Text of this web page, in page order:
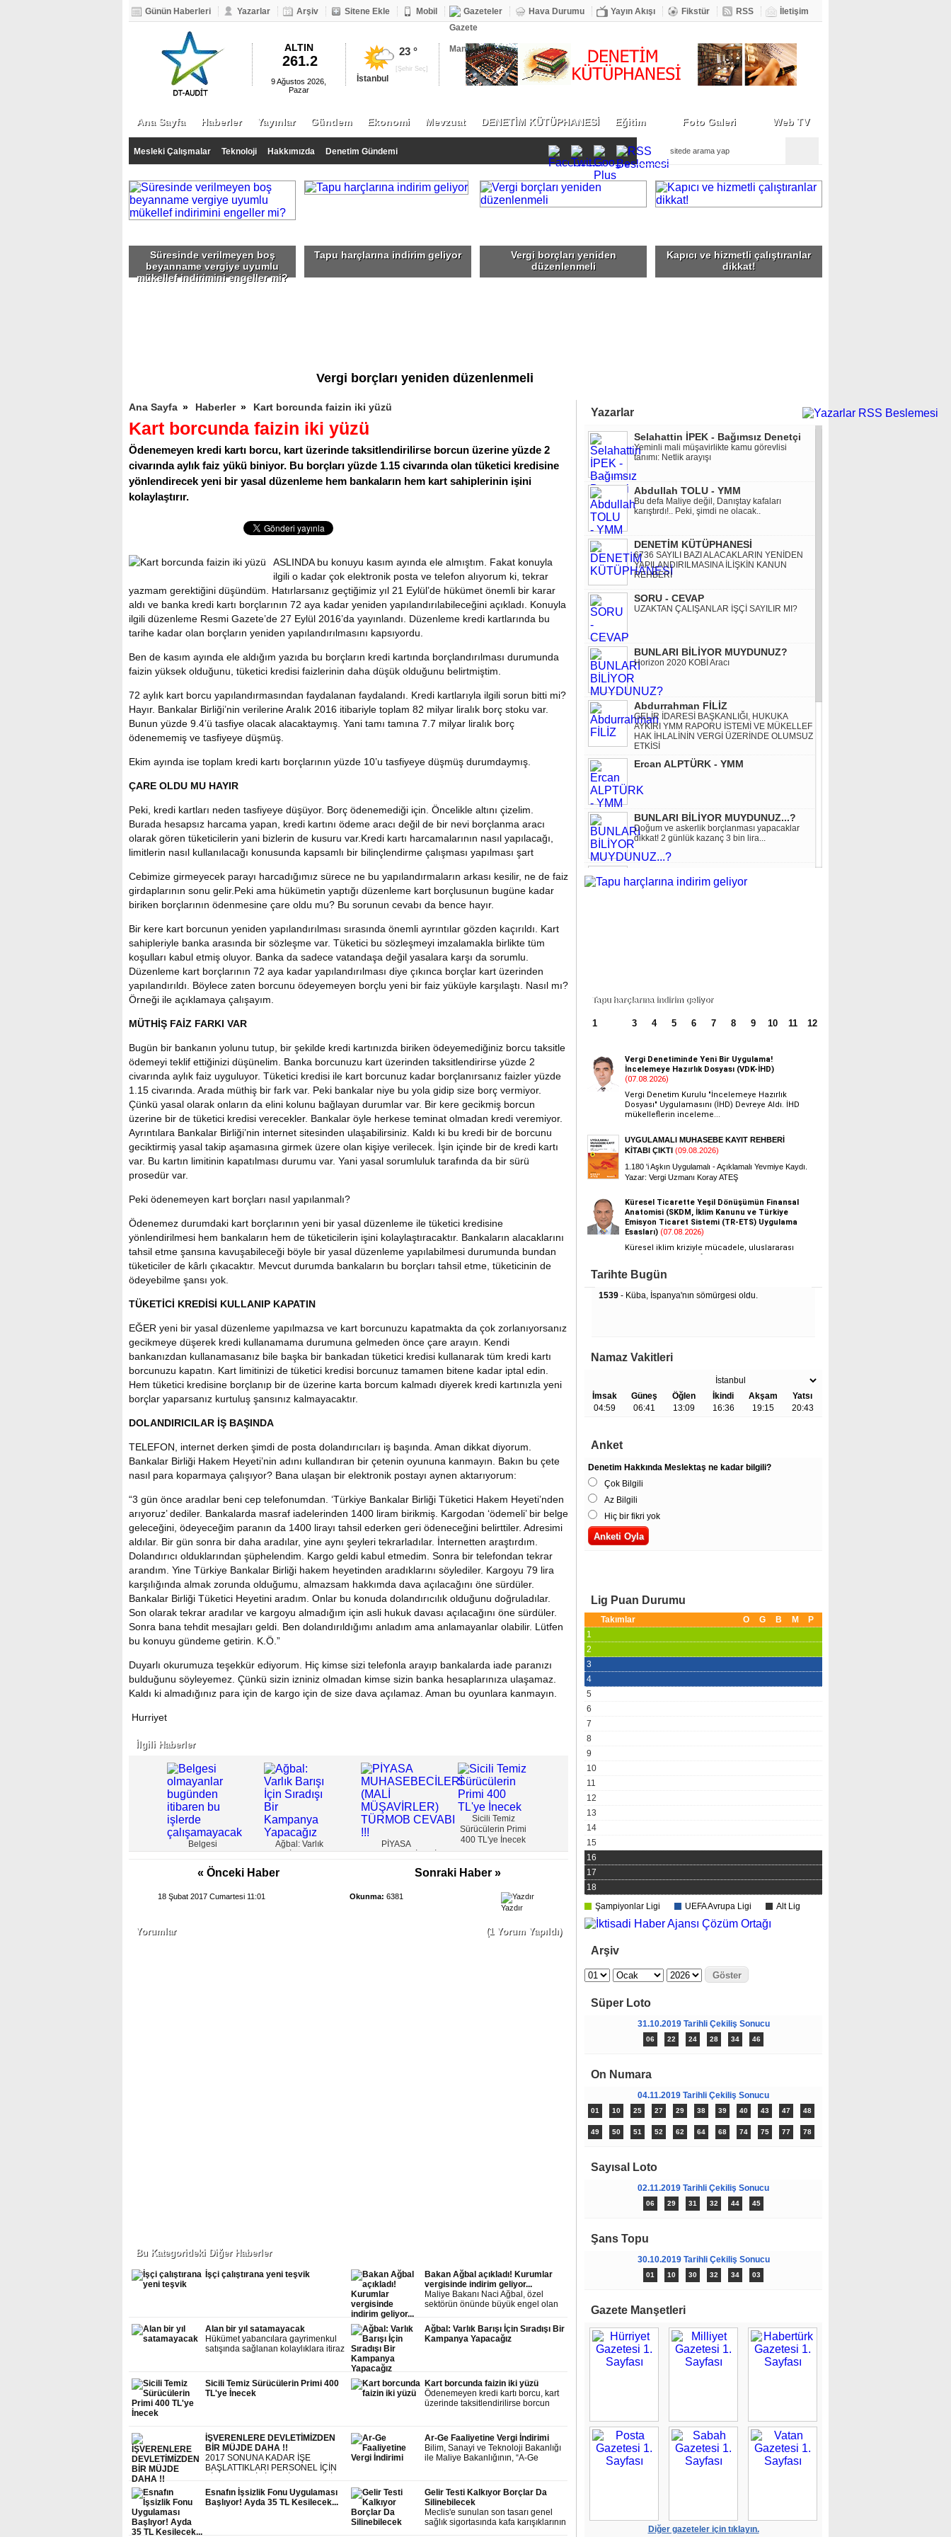
Günün Haberleri Yazarlar Arşiv Sitene Ekle Mobil Gazeteler Hava Durumu Yayın Akışı Fikstür RSS İletişim
EURO
6.415
DOLAR
5.720
ALTIN
261.2
9 Ağustos 2026,
Pazar
İstanbul
[Şehir Seç]
23 °
Ana Sayfa Haberler Yayınlar Gündem Ekonomi Mevzuat DENETİM KÜTÜPHANESİ Eğitim Foto Galeri Web TV
Mesleki Çalışmalar Teknoloji Hakkımızda Denetim Gündemi
Süresinde verilmeyen boş
beyanname vergiye uyumlu
mükellef indirimini engeller mi?
Tapu harçlarına indirim geliyor
Vergi borçları yeniden
düzenlenmeli
Kapıcı ve hizmetli çalıştıranlar
dikkat!
Vergi borçları yeniden düzenlenmeli
Ana Sayfa » Haberler» Kart borcunda faizin iki yüzü
Kart borcunda faizin iki yüzü
Ödenemeyen kredi kartı borcu, kart üzerinde taksitlendirilirse borcun üzerine yüzde 2
civarında aylık faiz yükü biniyor. Bu borçları yüzde 1.15 civarında olan tüketici kredisine
yönlendirecek yeni bir yasal düzenleme hem bankaların hem kart sahiplerinin işini
kolaylaştırır.
ASLINDA bu konuyu kasım ayında ele almıştım. Fakat konuyla
ilgili o kadar çok elektronik posta ve telefon alıyorum ki, tekrar
yazmam gerektiğini düşündüm. Hatırlarsanız geçtiğimiz yıl 21 Eylül’de hükümet önemli bir karar
aldı ve banka kredi kartı borçlarının 72 aya kadar yeniden yapılandırılabileceğini açıkladı. Konuyla
ilgili düzenleme Resmi Gazete’de 27 Eylül 2016’da yayınlandı. Düzenleme kredi kartlarında bu
tarihe kadar olan borçların yeniden yapılandırılmasını kapsıyordu.
Ben de kasım ayında ele aldığım yazıda bu borçların kredi kartında borçlandırılması durumunda
faizin yüksek olduğunu, tüketici kredisi faizlerinin daha düşük olduğunu belirtmiştim.
72 aylık kart borcu yapılandırmasından faydalanan faydalandı. Kredi kartlarıyla ilgili sorun bitti mi?
Hayır. Bankalar Birliği’nin verilerine Aralık 2016 itibariyle toplam 82 milyar liralık borç stoku var.
Bunun yüzde 9.4’ü tasfiye olacak alacaktaymış. Yani tamı tamına 7.7 milyar liralık borç
ödenememiş ve tasfiyeye düşmüş.
Ekim ayında ise toplam kredi kartı borçlarının yüzde 10’u tasfiyeye düşmüş durumdaymış.
ÇARE OLDU MU HAYIR
Peki, kredi kartları neden tasfiyeye düşüyor. Borç ödenemediği için. Öncelikle altını çizelim.
Burada hesapsız harcama yapan, kredi kartını ödeme aracı değil de bir nevi borçlanma aracı
olarak gören tüketicilerin yani bizlerin de kusuru var.Kredi kartı harcamalarının nasıl yapılacağı,
limitlerin nasıl kullanılacağı konusunda kapsamlı bir bilinçlendirme çalışması yapılması şart
Cebimize girmeyecek parayı harcadığımız sürece ne bu yapılandırmaların arkası kesilir, ne de faiz
girdaplarının sonu gelir.Peki ama hükümetin yaptığı düzenleme kart borçlusunun bugüne kadar
biriken borçlarının ödenmesine çare oldu mu? Bu sorunun cevabı da bence hayır.
Bir kere kart borcunun yeniden yapılandırılması sırasında önemli ayrıntılar gözden kaçırıldı. Kart
sahipleriyle banka arasında bir sözleşme var. Tüketici bu sözleşmeyi imzalamakla birlikte tüm
koşulları kabul etmiş oluyor. Banka da sadece vatandaşa değil yasalara karşı da sorumlu.
Düzenleme kart borçlarının 72 aya kadar yapılandırılması diye çıkınca borçlar kart üzerinden
yapılandırıldı. Böylece zaten borcunu ödeyemeyen borçlu yeni bir faiz yüküyle karşılaştı. Nasıl mı?
Örneği ile açıklamaya çalışayım.
MÜTHİŞ FAİZ FARKI VAR
Bugün bir bankanın yolunu tutup, bir şekilde kredi kartınızda biriken ödeyemediğiniz borcu taksitle
ödemeyi teklif ettiğinizi düşünelim. Banka borcunuzu kart üzerinden taksitlendirirse yüzde 2
civarında aylık faiz uyguluyor. Tüketici kredisi ile kart borcunuz kadar borçlanırsanız faizler yüzde
1.15 civarında. Arada müthiş bir fark var. Peki bankalar niye bu yola gidip size borç vermiyor.
Çünkü yasal olarak onların da elini kolunu bağlayan durumlar var. Bir kere gecikmiş borcun
üzerine bir de tüketici kredisi verecekler. Bankalar öyle herkese teminat olmadan kredi veremiyor.
Ayrıntılara Bankalar Birliği’nin internet sitesinden ulaşabilirsiniz. Kaldı ki bu kredi bir de borcunu
geciktirmiş yasal takip aşamasına girmek üzere olan kişiye verilecek. İşin içinde bir de kredi kartı
var. Bu kartın limitinin kapatılması durumu var. Yani yasal sorumluluk tarafında da bir sürü
prosedür var.
Peki ödenemeyen kart borçları nasıl yapılanmalı?
Ödenemez durumdaki kart borçlarının yeni bir yasal düzenleme ile tüketici kredisine
yönlendirilmesi hem bankaların hem de tüketicilerin işini kolaylaştıracaktır. Bankaların alacaklarını
tahsil etme şansına kavuşabileceği böyle bir yasal düzenleme yapılabilmesi durumunda bundan
tüketiciler de kârlı çıkacaktır. Mevcut durumda bankaların bu borçları tahsil etme, tüketicinin de
ödeyebilme şansı yok.
TÜKETİCİ KREDİSİ KULLANIP KAPATIN
EĞER yeni bir yasal düzenleme yapılmazsa ve kart borcunuzu kapatmakta da çok zorlanıyorsanız
gecikmeye düşerek kredi kullanamama durumuna gelmeden önce çare arayın. Kendi
bankanızdan kullanamasanız bile başka bir bankadan tüketici kredisi kullanarak tüm kredi kartı
borcunuzu kapatın. Kart limitinizi de tüketici kredisi borcunuz tamamen bitene kadar iptal edin.
Hem tüketici kredisine borçlanıp bir de üzerine karta borcum kalmadı diyerek kredi kartınızla yeni
borçlar yaparsanız kurtuluş şansınız kalmayacaktır.
DOLANDIRICILAR İŞ BAŞINDA
TELEFON, internet derken şimdi de posta dolandırıcıları iş başında. Aman dikkat diyorum.
Bankalar Birliği Hakem Heyeti’nin adını kullandıran bir çetenin oyununa kanmayın. Bakın bu çete
nasıl para koparmaya çalışıyor? Bana ulaşan bir elektronik postayı aynen aktarıyorum:
“3 gün önce aradılar beni cep telefonumdan. ‘Türkiye Bankalar Birliği Tüketici Hakem Heyeti’nden
arıyoruz’ dediler. Bankalarda masraf iadelerinden 1400 liram birikmiş. Kargodan ‘ödemeli’ bir belge
geleceğini, ödeyeceğim paranın da 1400 lirayı tahsil ederken geri ödeneceğini belirttiler. Adresimi
aldılar. Bir gün sonra bir daha aradılar, yine aynı şeyleri tekrarladılar. İnternetten araştırdım.
Dolandırıcı olduklarından şüphelendim. Kargo geldi kabul etmedim. Sonra bir telefondan tekrar
arandım. Yine Türkiye Bankalar Birliği hakem heyetinden aradıklarını söylediler. Kargoyu 79 lira
karşılığında almak zorunda olduğumu, almazsam hakkımda dava açılacağını öne sürdüler.
Bankalar Birliği Tüketici Heyetini aradım. Onlar bu konuda dolandırıcılık olduğunu doğruladılar.
Son olarak tekrar aradılar ve kargoyu almadığım için asli hukuk davası açılacağını öne sürdüler.
Sonra bana tehdit mesajları geldi. Ben dolandırıldığımı anladım ama anlamayanlar olabilir. Lütfen
bu konuyu gündeme getirin. K.Ö.”
Duyarlı okurumuza teşekkür ediyorum. Hiç kimse sizi telefonla arayıp bankalarda iade paranızı
bulduğunu söyleyemez. Çünkü sizin izniniz olmadan kimse sizin banka hesaplarınıza ulaşamaz.
Kaldı ki almadığınız para için de kargo için de size dava açılamaz. Aman bu oyunlara kanmayın.
Hurriyet
İlgili Haberler
Belgesi
olmayanlar
bugünden itibaren
bu işlerde
Ağbal: Varlık
Barışı İçin Sıradışı
PİYASA
MUHASEBECİLERİ
MÜŞAVİRLER)
!!!
Sicili Temiz
Sürücülerin Primi
400 TL'ye İnecek
faizin iki yüzü
BİR MÜJDE
FİKRİ OLUPTA
YENİ İŞ KURMAK
İSTEYENLER
KOSGEB DEN
« Önceki Haber Sonraki Haber »
18 Şubat 2017 Cumartesi 11:01 Okunma: 6381
Yazdır
(1 Yorum Yapıldı)
Yorumlar
Bu Kategorideki Diğer Haberler
İşçi çalıştırana yeni teşvik
Bakan Ağbal açıkladı! Kurumlar
vergisinde indirim geliyor...
Maliye Bakanı Naci Ağbal, özel
sektörün önünde büyük engel olan
gündeme ilişkin önemli
açıklamalarda bulundu.
Alan bir yıl satamayacak
Hükümet yabancılara gayrimenkul
satışında sağlanan kolaylıklara itiraz
gayrimenkul alma hakkı olan
yabancılar, bu mülkleri bir yıl süreyle
satamayacak. Mülkleri bir yıldan
tanınan haklar yurtdışında yaşayan
Türklere de getiriliyor.
Ağbal: Varlık Barışı İçin Sıradışı Bir
Kampanya Yapacağız
Sicili Temiz Sürücülerin Primi 400
TL'ye İnecek
Kart borcunda faizin iki yüzü
Ödenemeyen kredi kartı borcu, kart
üzerinde taksitlendirilirse borcun
civarında olan tüketici kredisine
yönlendirecek yeni bir yasal
düzenleme hem bankaların hem kart
sahiplerinin işini kolaylaştırır.
İŞVERENLERE DEVLETİMİZDEN
BİR MÜJDE DAHA !!
2017 SONUNA KADAR İŞE
BAŞLATTIKLARI PERSONEL İÇİN
DAMGA VERGİSİ
ÖDEMEYECEKLER....
Ar-Ge Faaliyetine Vergi İndirimi
Bilim, Sanayi ve Teknoloji Bakanlığı
ile Maliye Bakanlığının, “A-Ge
Yönetmeliğinde Değişiklik
Yapılmasına Dair Yönetmeliği”,
Resmi Gazete’de yayımlandı.
Esnafın İşsizlik Fonu Uygulaması
Başlıyor! Ayda 35 TL Kesilecek...
Gelir Testi Kalkıyor Borçlar Da
Silinebilecek
Meclis'e sunulan son tasarı genel
sağlık sigortasında kafa karışıklarının
Yazarlar
Selahattin İPEK - Bağımsız Denetçi
Yeminli mali müşavirlikte kamu görevlisi
tanımı: Netlik arayışı
Abdullah TOLU - YMM
Bu defa Maliye değil, Danıştay kafaları
karıştırdı!.. Peki, şimdi ne olacak..
DENETİM KÜTÜPHANESİ
6736 SAYILI BAZI ALACAKLARIN YENİDEN
YAPILANDIRILMASINA İLİŞKİN KANUN
REHBERİ
SORU - CEVAP
UZAKTAN ÇALIŞANLAR İŞÇİ SAYILIR MI?
BUNLARI BİLİYOR MUYDUNUZ?
Horizon 2020 KOBİ Aracı
Abdurrahman FİLİZ
GELİR İDARESİ BAŞKANLIĞI, HUKUKA
AYKIRI YMM RAPORU İSTEMİ VE MÜKELLEF
HAK İHLALİNİN VERGİ ÜZERİNDE OLUMSUZ
ETKİSİ
Ercan ALPTÜRK - YMM
BUNLARI BİLİYOR MUYDUNUZ...?
Doğum ve askerlik borçlanması yapacaklar
dikkat! 2 günlük kazanç 3 bin lira...
TMUD Başkanı YMM Arif Aytulun Bağımsız
payı vergilendirilmeyecek
UYGULANIR MI ?
Talha APAK
Elektronik Ortamda Yazışma Kuralları
Vergi borçları yeniden düzenlenmeli
1 3 4 5 6 7 8 9 10 11 12
Tarihte Bugün
1539 - Küba, İspanya'nın sömürgesi oldu.
Namaz Vakitleri
İmsak
04:59
Güneş
06:41
Öğlen
13:09
İkindi
16:36
Akşam
19:15
Yatsı
20:43
Anket
Denetim Hakkında Meslektaş ne kadar bilgili?
Çok Bilgili
Az Bilgili
Hiç bir fikri yok
Lig Puan Durumu
Takımlar O G B M
P
1
2
3
4
5
6
7
8
9
10
11
12
13
14
15
16
17
18
Şampiyonlar Ligi
UEFA Avrupa Ligi Alt Lig
Arşiv
Süper Loto
31.10.2019 Tarihli Çekiliş Sonucu
06 22 24 28 34 46
On Numara
04.11.2019 Tarihli Çekiliş Sonucu
01 10 25 27 29 38 39 40 43 47 48
49 50 51 52 62 64 68 74 75 77 78
Sayısal Loto
02.11.2019 Tarihli Çekiliş Sonucu
06 29 31 32 44 45
Şans Topu
30.10.2019 Tarihli Çekiliş Sonucu
01 10 30 32 34 03
Gazete Manşetleri
Diğer gazeteler için tıklayın.